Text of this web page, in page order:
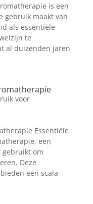
is een
gebruik maakt van
als essentiële
te
al duizenden jaren
voor
Essentiële
een
om
Deze
een scala